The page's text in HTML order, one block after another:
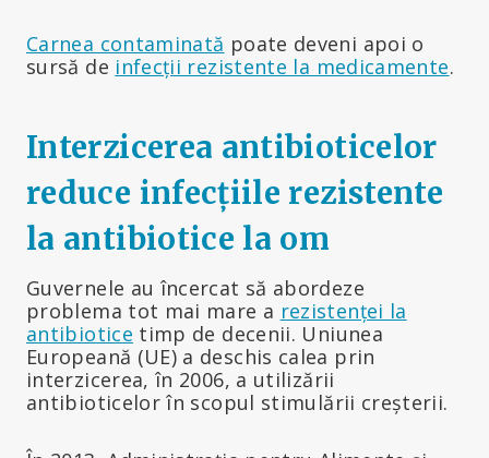
Carnea contaminată poate deveni apoi o
sursă de infecții rezistente la medicamente.
Interzicerea antibioticelor
reduce infecțiile rezistente
la antibiotice la om
Guvernele au încercat să abordeze
problema tot mai mare a rezistenței la
antibiotice timp de decenii. Uniunea
Europeană (UE) a deschis calea prin
interzicerea, în 2006, a utilizării
antibioticelor în scopul stimulării creșterii.